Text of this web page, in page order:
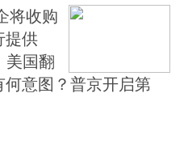
将收购
提供
美国翻
意图？普京开启第